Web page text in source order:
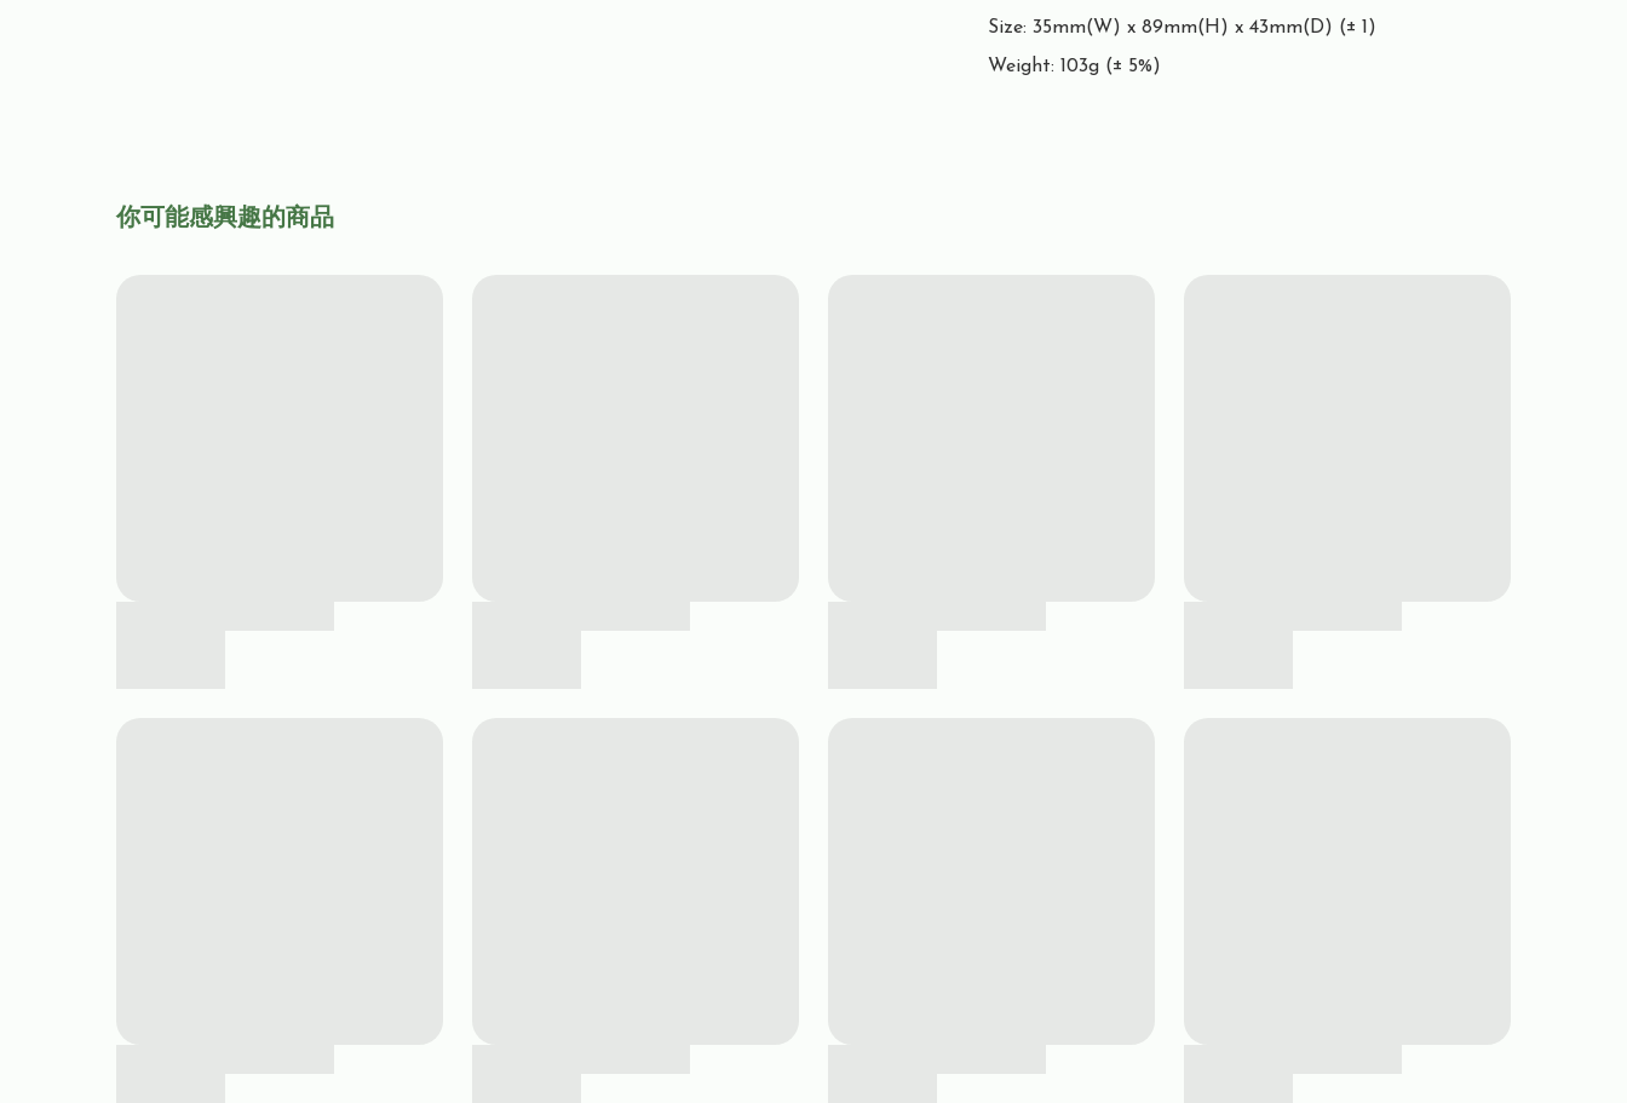
Size: 35mm(W) x 89mm(H) x 43mm(D) (± 1)
Weight: 103g (± 5%)
你可能感興趣的商品